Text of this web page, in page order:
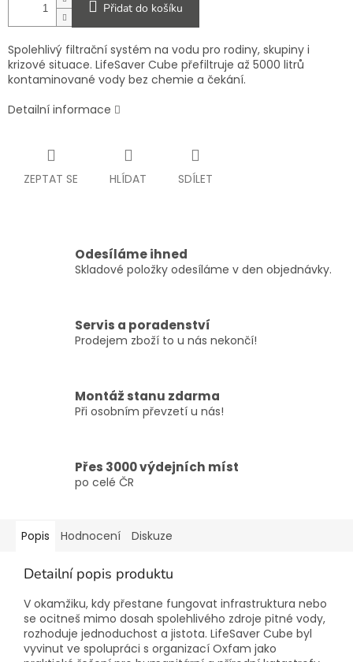
Přidat do košíku
Spolehlivý filtrační systém na vodu pro rodiny, skupiny i
krizové situace. LifeSaver Cube přefiltruje až 5000 litrů
kontaminované vody bez chemie a čekání.
Detailní informace
ZEPTAT SE HLÍDAT SDÍLET
Odesíláme ihned
Skladové položky odesíláme v den objednávky.
Servis a poradenství
Prodejem zboží to u nás nekončí!
Montáž stanu zdarma
Při osobním převzetí u nás!
Přes 3000 výdejních míst
po celé ČR
Popis Hodnocení Diskuze
Detailní popis produktu
V okamžiku, kdy přestane fungovat infrastruktura nebo
se ocitneš mimo dosah spolehlivého zdroje pitné vody,
rozhoduje jednoduchost a jistota. LifeSaver Cube byl
vyvinut ve spolupráci s organizací Oxfam jako